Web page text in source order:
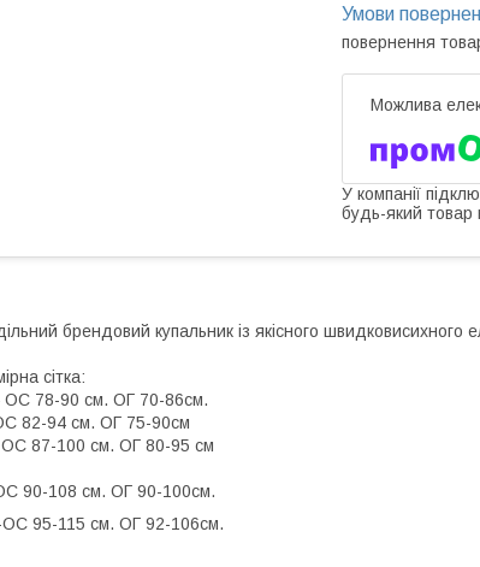
повернення
У компанії
будь-який товар
брендовий купальник із якісного швидковисихного
сітка:
78-90 см. ОГ 70-86см.
82-94 см. ОГ 75-90см
87-100 см. ОГ 80-95 см
90-108 см. ОГ 90-100см.
ОС 95-115 см. ОГ 92-106см.